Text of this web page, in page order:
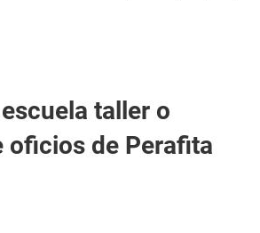
taller o
oficios de Perafita